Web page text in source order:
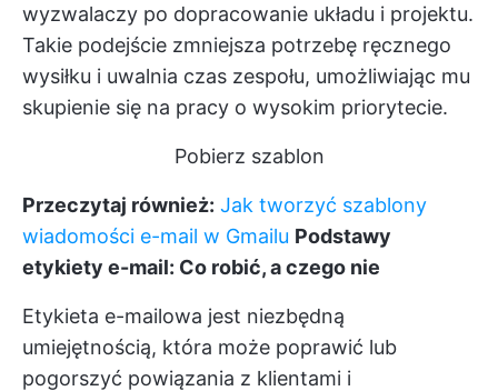
wyzwalaczy po dopracowanie układu i projektu.
Takie podejście zmniejsza potrzebę ręcznego
wysiłku i uwalnia czas zespołu, umożliwiając mu
skupienie się na pracy o wysokim priorytecie.
Pobierz szablon
Przeczytaj również: Jak tworzyć szablony
wiadomości e-mail w Gmailu Podstawy
etykiety e-mail: Co robić, a czego nie
Etykieta e-mailowa jest niezbędną
umiejętnością, która może poprawić lub
pogorszyć powiązania z klientami i